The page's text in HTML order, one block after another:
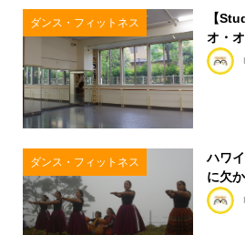
ダンス・フィットネス
【
オ・
ダンス・フィットネス
ハワ
に欠